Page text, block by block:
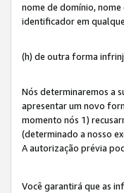
nome de domínio,
identificador em
(h) de outra forma
Nós determinaremos a
apresentar um novo
momento nós 1)
(determinado a nosso
A autorização prévia
Você garantirá que as